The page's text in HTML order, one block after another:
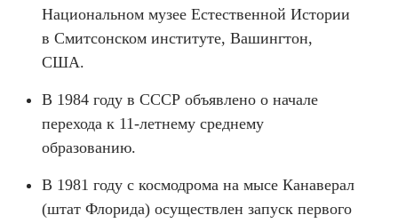
Национальном музее Естественной Истории
в Смитсонском институте, Вашингтон,
США.
В 1984 году в СССР объявлено о начале
перехода к 11-летнему среднему
образованию.
В 1981 году с космодрома на мысе Канаверал
(штат Флорида) осуществлен запуск первого